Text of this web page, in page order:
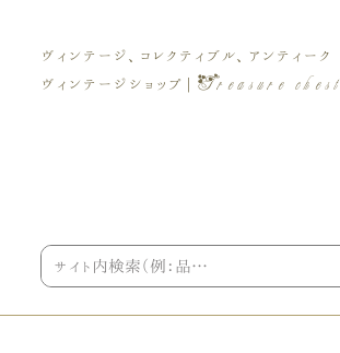
ヴィンテージ、コレクティブル、アンティーク
ヴィンテージショップ |
Treasure chest